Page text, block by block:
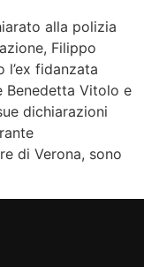
alla polizia
Filippo
fidanzata
Benedetta Vitolo e
dichiarazioni
di Verona, sono